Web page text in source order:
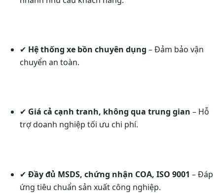
✔ Hệ thống xe bồn chuyên dụng – Đảm bảo vận
chuyển an toàn.
✔ Giá cả cạnh tranh, không qua trung gian – Hỗ
trợ doanh nghiệp tối ưu chi phí.
✔ Đầy đủ MSDS, chứng nhận COA, ISO 9001 – Đáp
ứng tiêu chuẩn sản xuất công nghiệp.